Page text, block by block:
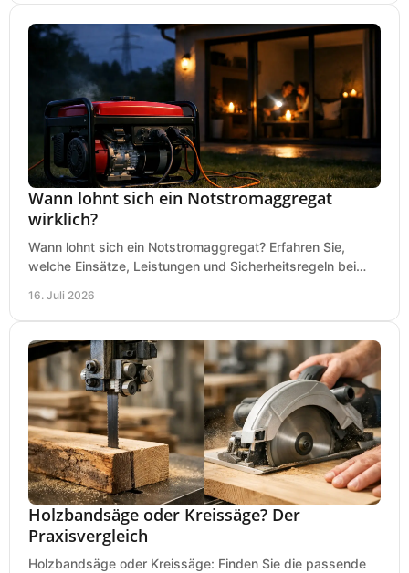
Wann lohnt sich ein Notstromaggregat
wirklich?
Wann lohnt sich ein Notstromaggregat? Erfahren Sie,
welche Einsätze, Leistungen und Sicherheitsregeln bei
16. Juli 2026
Holzbandsäge oder Kreissäge? Der
Praxisvergleich
Holzbandsäge oder Kreissäge: Finden Sie die passende